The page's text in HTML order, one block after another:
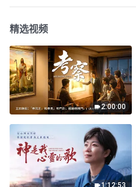
精选视频
2:00:00
1:12:53